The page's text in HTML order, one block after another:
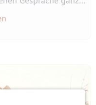
Rothenburg: Diese